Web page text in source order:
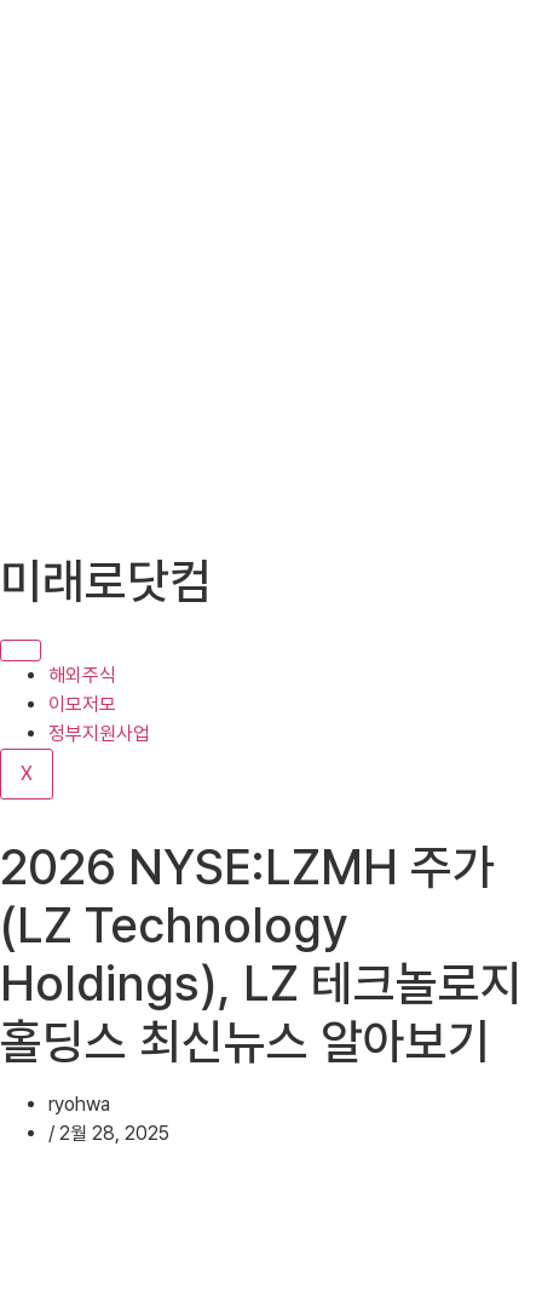
텐
로
기
미래로닷컴
해외주식
이모저모
정부지원사업
X
2026 NYSE:LZMH 주가
(LZ Technology
Holdings), LZ 테크놀로지
홀딩스 최신뉴스 알아보기
ryohwa
/ 2월 28, 2025